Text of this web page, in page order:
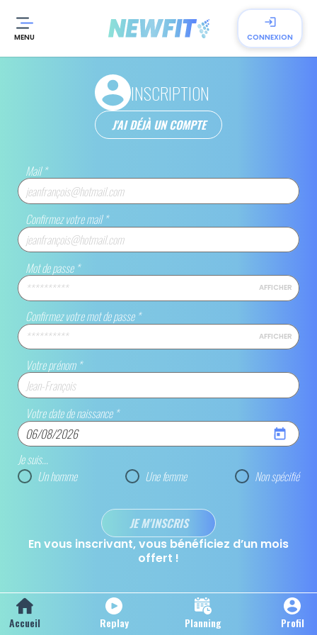
MENU
login
CONNEXION
INSCRIPTION
J'AI DÉJÀ UN COMPTE
Mail*
Confirmez votre mail*
Mot de passe*
AFFICHER
Confirmez votre mot de passe*
AFFICHER
Votre prénom*
Votre date de naissance*
Je suis...
Un homme
Une femme Non spécifié
JE M'INSCRIS
En vous inscrivant, vous bénéficiez d’un mois
offert !
Accueil Replay Planning Profil